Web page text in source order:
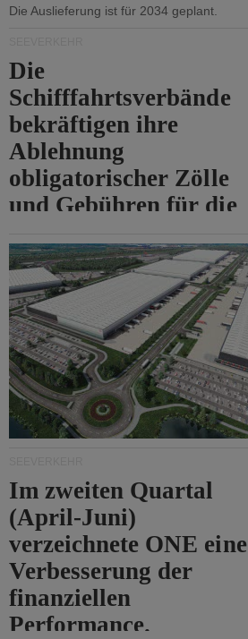
Die Auslieferung ist für 2034 geplant.
Die
Schifffahrtsverbände
bekräftigen ihre
Ablehnung
obligatorischer Zölle
und Gebühren für die
von Hormuz.
Im zweiten Quartal
(April-Juni)
verzeichnete ONE eine
Verbesserung der
finanziellen
Performance.